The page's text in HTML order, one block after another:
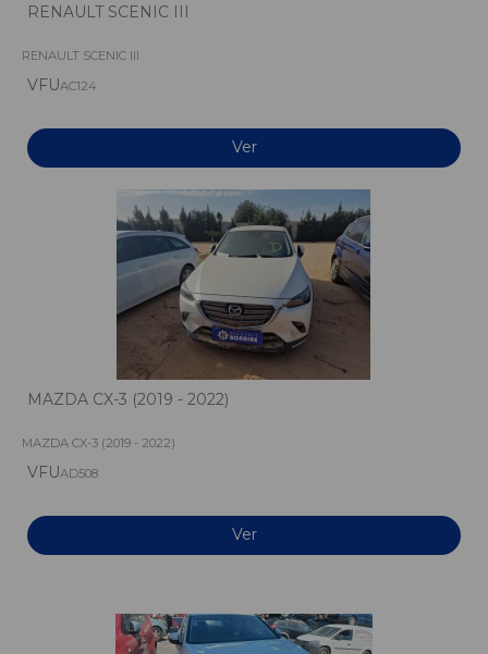
RENAULT SCENIC III
RENAULT SCENIC III
VFUAC124
Ver
MAZDA CX-3 (2019 - 2022)
MAZDA CX-3 (2019 - 2022)
VFUAD508
Ver